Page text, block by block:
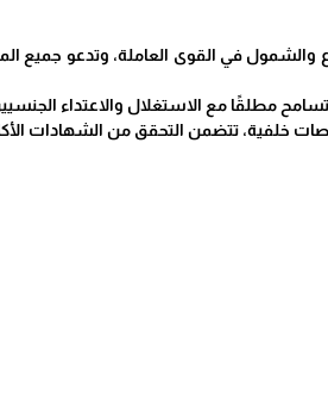
والشمول في القوى العاملة، وتدعو جميع
مطلقًا مع الاستغلال والاعتداء
خلفية، تتضمن التحقق من الشهادات